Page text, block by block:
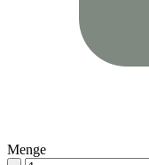
Menge